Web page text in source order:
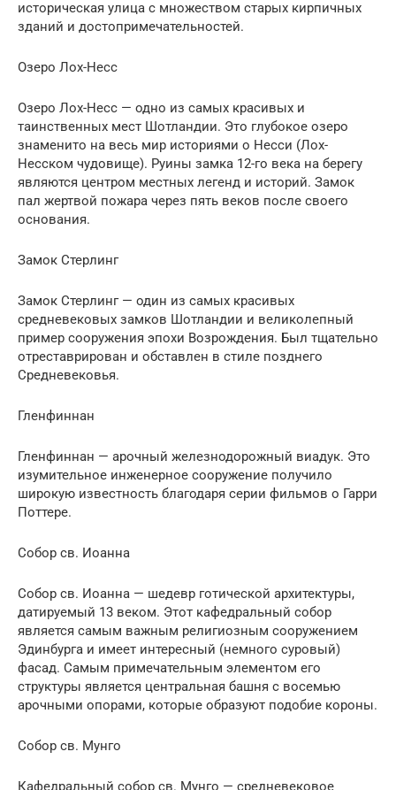
историческая улица с множеством старых кирпичных
зданий и достопримечательностей.
Озеро Лох-Несс
Озеро Лох-Несс — одно из самых красивых и
таинственных мест Шотландии. Это глубокое озеро
знаменито на весь мир историями о Несси (Лох-
Несском чудовище). Руины замка 12-го века на берегу
являются центром местных легенд и историй. Замок
пал жертвой пожара через пять веков после своего
основания.
Замок Стерлинг
Замок Стерлинг — один из самых красивых
средневековых замков Шотландии и великолепный
пример сооружения эпохи Возрождения. Был тщательно
отреставрирован и обставлен в стиле позднего
Средневековья.
Гленфиннан
Гленфиннан — арочный железнодорожный виадук. Это
изумительное инженерное сооружение получило
широкую известность благодаря серии фильмов о Гарри
Поттере.
Собор св. Иоанна
Собор св. Иоанна — шедевр готической архитектуры,
датируемый 13 веком. Этот кафедральный собор
является самым важным религиозным сооружением
Эдинбурга и имеет интересный (немного суровый)
фасад. Самым примечательным элементом его
структуры является центральная башня с восемью
арочными опорами, которые образуют подобие короны.
Собор св. Мунго
Кафедральный собор св. Мунго — средневековое